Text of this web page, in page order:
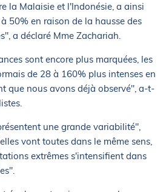
la Malaisie et l'Indonésie, a ainsi
50% en raison de la hausse des
a déclaré Mme Zachariah.
sont encore plus marquées, les
de 28 à 160% plus intenses en
que nous avons déjà observé", a-t-
une grande variabilité",
vont toutes dans le même sens,
extrêmes s'intensifient dans